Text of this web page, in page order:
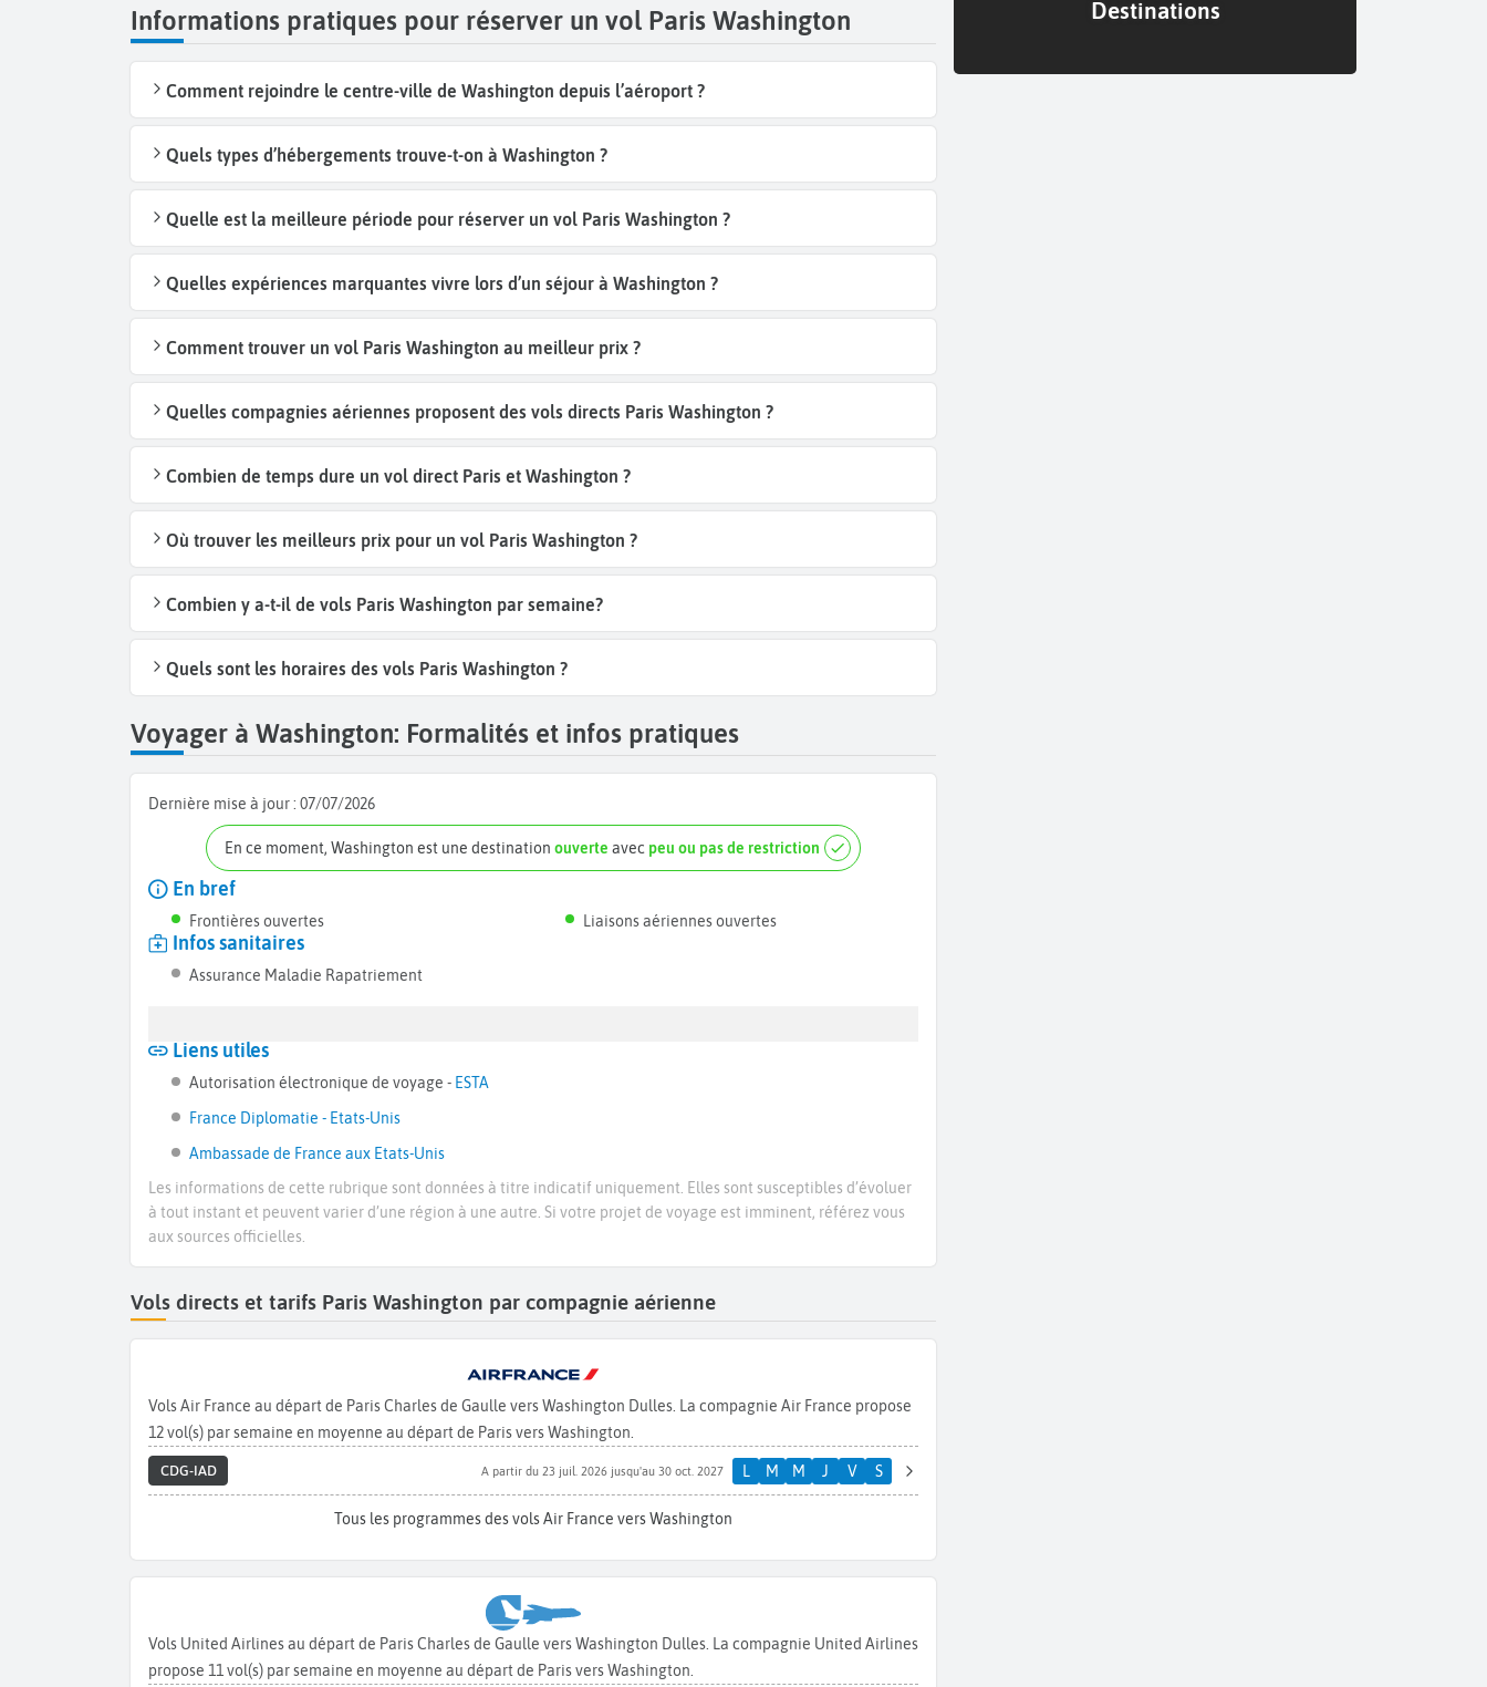
Informations pratiques pour réserver un vol Paris Washington
Comment rejoindre le centre-ville de Washington depuis l’aéroport ?
Quels types d’hébergements trouve-t-on à Washington ?
Quelle est la meilleure période pour réserver un vol Paris Washington ?
Quelles expériences marquantes vivre lors d’un séjour à Washington ?
Comment trouver un vol Paris Washington au meilleur prix ?
Quelles compagnies aériennes proposent des vols directs Paris Washington ?
Combien de temps dure un vol direct Paris et Washington ?
Où trouver les meilleurs prix pour un vol Paris Washington ?
Combien y a-t-il de vols Paris Washington par semaine?
Quels sont les horaires des vols Paris Washington ?
Voyager à Washington: Formalités et infos pratiques
Dernière mise à jour : 07/07/2026
En ce moment, Washington est une destination ouverte avec peu ou pas de restriction
En bref
Frontières ouvertes Liaisons aériennes ouvertes
Infos sanitaires
Assurance Maladie Rapatriement
Liens utiles
Autorisation électronique de voyage - ESTA
France Diplomatie - Etats-Unis
Ambassade de France aux Etats-Unis
Les informations de cette rubrique sont données à titre indicatif uniquement. Elles sont susceptibles d’évoluer
à tout instant et peuvent varier d’une région à une autre. Si votre projet de voyage est imminent, référez vous
aux sources officielles.
Vols directs et tarifs Paris Washington par compagnie aérienne
Vols Air France au départ de Paris Charles de Gaulle vers Washington Dulles. La compagnie Air France propose
12 vol(s) par semaine en moyenne au départ de Paris vers Washington.
CDG-IAD A partir du 23 juil. 2026 jusqu'au 30 oct. 2027 L M M J V S
Tous les programmes des vols Air France vers Washington
Vols United Airlines au départ de Paris Charles de Gaulle vers Washington Dulles. La compagnie United Airlines
propose 11 vol(s) par semaine en moyenne au départ de Paris vers Washington.
Destinations